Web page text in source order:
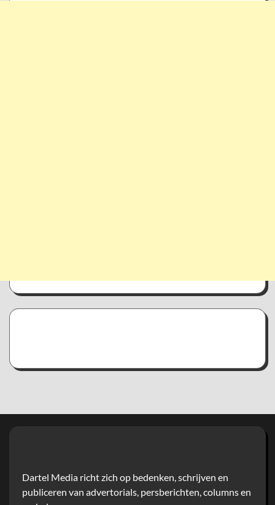
Dartel Media richt zich op bedenken, schrijven en
publiceren van advertorials, persberichten, columns en